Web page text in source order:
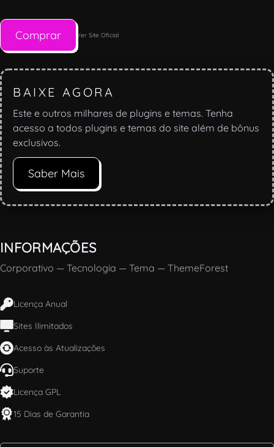
Comprar Ver Site Oficial
BAIXE AGORA
Este e outros milhares de plugins e temas. Tenha
acesso a todos plugins e temas do site além de bônus
exclusivos.
Saber Mais
INFORMAÇÕES
Corporativo — Tecnologia — Tema — ThemeForest
Licença Anual
Sites Ilimitados
Acesso às Atualizações
Suporte
Licença GPL
15 Dias de Garantia